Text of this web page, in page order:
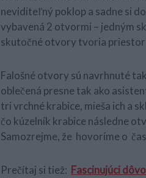
neviditeľný poklop a sadne si
vybavená 2 otvormi – jedným
skutočné otvory tvoria priestor
Falošné otvory sú navrhnuté
oblečená presne tak ako
tri vrchné krabice, mieša ich a
čo kúzelník krabice následne
Samozrejme, že hovoríme o
Prečítaj si tiež: Fascinujúci